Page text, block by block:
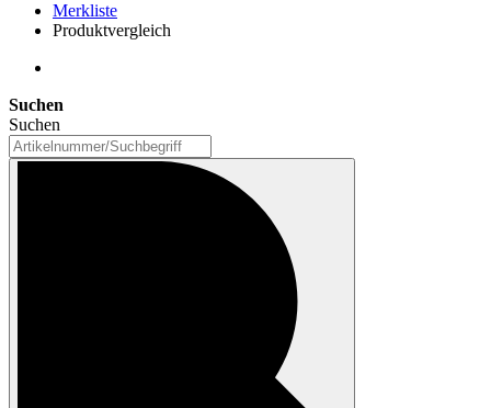
Merkliste
Produktvergleich
Suchen
Suchen